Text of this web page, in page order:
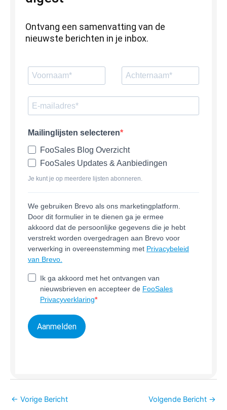
Ontvang een samenvatting van de
nieuwste berichten in je inbox.
Mailinglijsten selecteren
FooSales Blog Overzicht
FooSales Updates & Aanbiedingen
Je kunt je op meerdere lijsten abonneren.
We gebruiken Brevo als ons marketingplatform.
Door dit formulier in te dienen ga je ermee
akkoord dat de persoonlijke gegevens die je hebt
verstrekt worden overgedragen aan Brevo voor
verwerking in overeenstemming met Privacybeleid
van Brevo.
Ik ga akkoord met het ontvangen van
nieuwsbrieven en accepteer de FooSales
Privacyverklaring
Aanmelden
← Vorige Bericht Volgende Bericht →